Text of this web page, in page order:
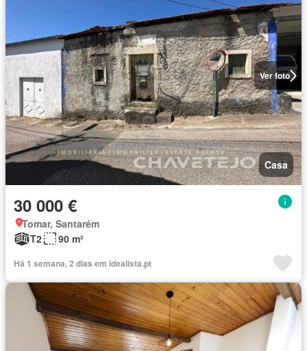
Ver foto
Casa
30 000 €
Tomar, Santarém
T2
90 m²
Há 1 semana, 2 dias em idealista.pt